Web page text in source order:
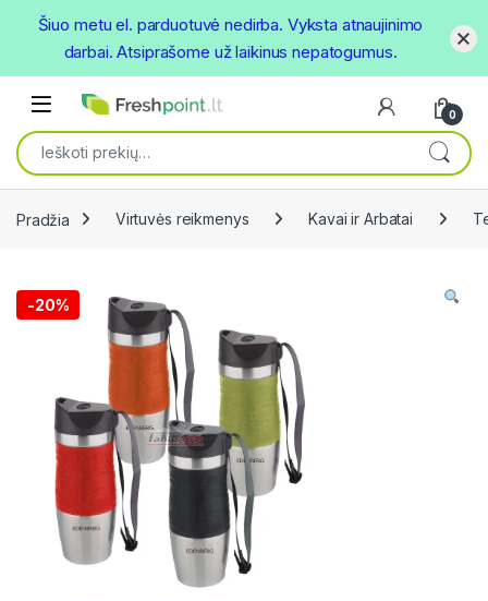
Open
0
Ieškoti:
Pradžia Virtuvės reikmenys Kavai ir Arbatai
-20%
Šiuo metu el. parduotuvė nedirba. Vyksta atnaujinimo
darbai. Atsiprašome už laikinus nepatogumus.